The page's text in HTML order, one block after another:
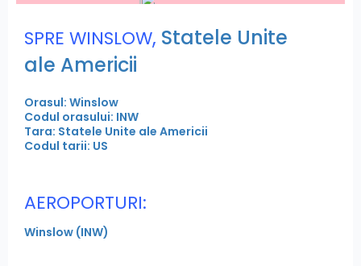
SPRE WINSLOW, Statele Unite
ale Americii
Orasul: Winslow
Codul orasului: INW
Tara: Statele Unite ale Americii
Codul tarii: US
AEROPORTURI:
Winslow (INW)